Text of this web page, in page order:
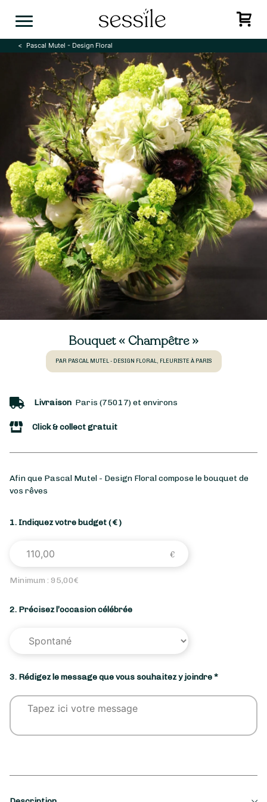
Pascal Mutel - Design Floral
Bouquet « Champêtre »
PAR PASCAL MUTEL - DESIGN FLORAL, FLEURISTE À PARIS
Livraison Paris (75017) et environs
Click & collect gratuit
Afin que Pascal Mutel - Design Floral compose le bouquet de
vos rêves
1. Indiquez votre budget( € )
Minimum : 95,00€
2. Précisez l’occasion célébrée
3. Rédigez le message que vous souhaitez y joindre *